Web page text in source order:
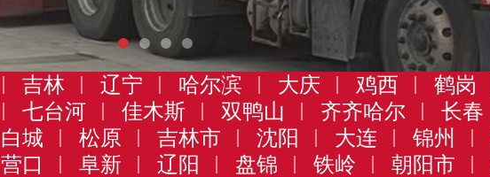
吉林 辽宁 哈尔滨 大庆 鸡西 鹤岗
七台河 佳木斯 双鸭山 齐齐哈尔 长春
白城 松原 吉林市 沈阳 大连 锦州
营口 阜新 辽阳 盘锦 铁岭 朝阳市